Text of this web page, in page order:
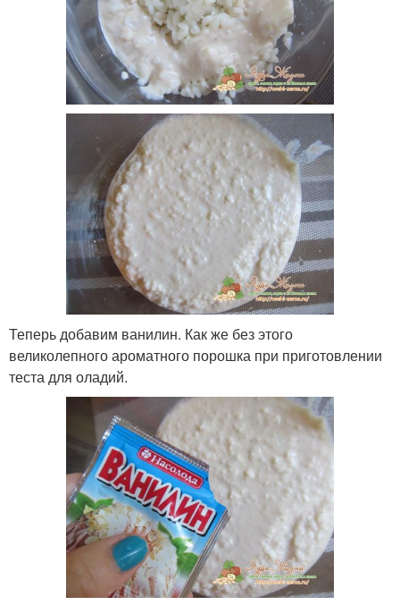
Теперь добавим ванилин. Как же без этого
великолепного ароматного порошка при приготовлении
теста для оладий.